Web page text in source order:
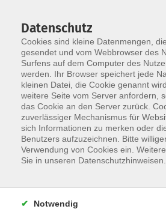
Zum Hauptinhalt springen
Der Kurs konnte nicht gefunden
Datenschutz
Cookies sind kleine Datenmengen,
gesendet und vom Webbrowser des
Surfens auf dem Computer des
werden. Ihr Browser speichert jede
kleinen Datei, die Cookie genannt
weitere Seite vom Server anfordern,
das Cookie an den Server zurück.
zuverlässiger Mechanismus für
sich Informationen zu merken oder
Benutzers aufzuzeichnen. Bitte
Verwendung von Cookies ein.
Sie in unseren Datenschutzhinweisen.
Notwendig